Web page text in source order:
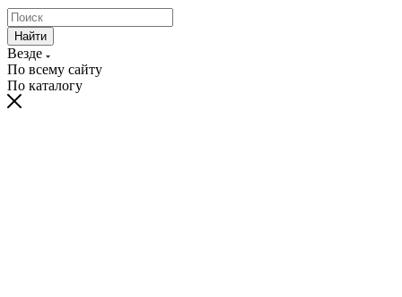
Найти
Везде
По всему сайту
По каталогу